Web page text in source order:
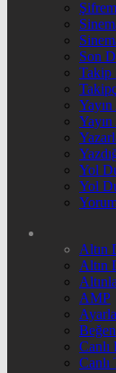
Son
Takip
Yayın
Yayın
Yol
Yol
Altın
Altın
AMP
Canlı
Canlı